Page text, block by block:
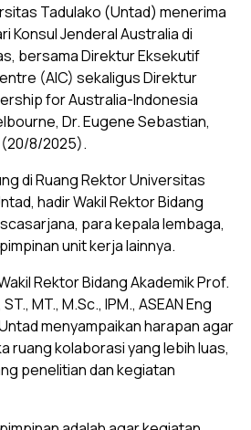
Tadulako (Untad) menerima
Konsul Jenderal Australia di
bersama Direktur Eksekutif
(AIC) sekaligus Direktur
for Australia-Indonesia
Dr. Eugene Sebastian,
8/2025).
di Ruang Rektor Universitas
hadir Wakil Rektor Bidang
para kepala lembaga,
unit kerja lainnya.
Rektor Bidang Akademik Prof.
MT., M.Sc., IPM., ASEAN Eng
menyampaikan harapan agar
ruang kolaborasi yang lebih luas,
penelitian dan kegiatan